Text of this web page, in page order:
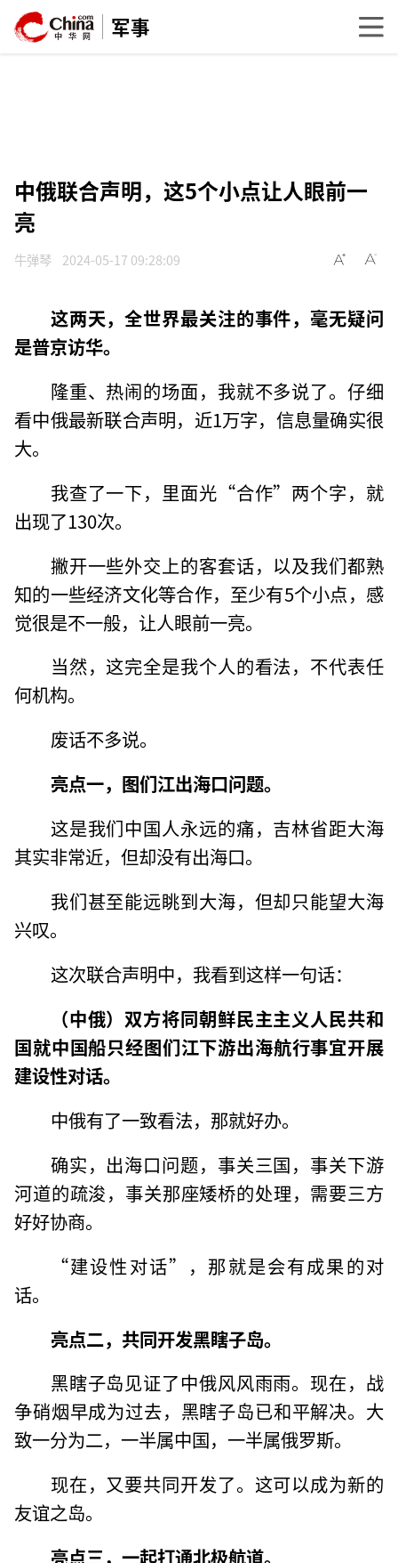
军事
中俄联合声明，这5个小点让人眼前一
亮
牛弹琴 2024-05-17 09:28:09
这两天，全世界最关注的事件，毫无疑问
是普京访华。
隆重、热闹的场面，我就不多说了。仔细
看中俄最新联合声明，近1万字，信息量确实很
大。
我查了一下，里面光“合作”两个字，就
出现了130次。
撇开一些外交上的客套话，以及我们都熟
知的一些经济文化等合作，至少有5个小点，感
觉很是不一般，让人眼前一亮。
当然，这完全是我个人的看法，不代表任
何机构。
废话不多说。
亮点一，图们江出海口问题。
这是我们中国人永远的痛，吉林省距大海
其实非常近，但却没有出海口。
我们甚至能远眺到大海，但却只能望大海
兴叹。
这次联合声明中，我看到这样一句话：
（中俄）双方将同朝鲜民主主义人民共和
国就中国船只经图们江下游出海航行事宜开展
建设性对话。
中俄有了一致看法，那就好办。
确实，出海口问题，事关三国，事关下游
河道的疏浚，事关那座矮桥的处理，需要三方
好好协商。
“建设性对话”，那就是会有成果的对
话。
亮点二，共同开发黑瞎子岛。
黑瞎子岛见证了中俄风风雨雨。现在，战
争硝烟早成为过去，黑瞎子岛已和平解决。大
致一分为二，一半属中国，一半属俄罗斯。
现在，又要共同开发了。这可以成为新的
友谊之岛。
亮点三，一起打通北极航道。